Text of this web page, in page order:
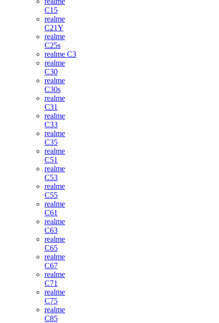
C15
realme
C21Y
realme
C25s
realme C3
realme
C30
realme
C30s
realme
C31
realme
C33
realme
C35
realme
C51
realme
C53
realme
C55
realme
C61
realme
C63
realme
C65
realme
C67
realme
C71
realme
C75
realme
C85